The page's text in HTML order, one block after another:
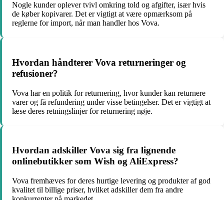
Nogle kunder oplever tvivl omkring told og afgifter, især hvis
de køber kopivarer. Det er vigtigt at være opmærksom på
reglerne for import, når man handler hos Vova.
Hvordan håndterer Vova returneringer og
refusioner?
Vova har en politik for returnering, hvor kunder kan returnere
varer og få refundering under visse betingelser. Det er vigtigt at
læse deres retningslinjer for returnering nøje.
Hvordan adskiller Vova sig fra lignende
onlinebutikker som Wish og AliExpress?
Vova fremhæves for deres hurtige levering og produkter af god
kvalitet til billige priser, hvilket adskiller dem fra andre